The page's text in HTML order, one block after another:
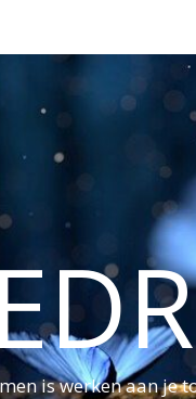
is werken aan je